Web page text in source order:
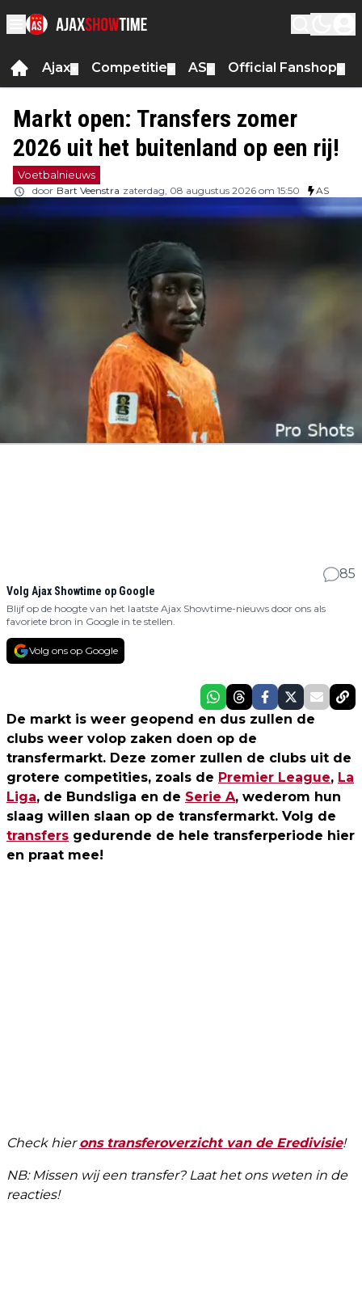
Ajax Competitie AS Official Fanshop
Markt open: Transfers zomer
2026 uit het buitenland op een rij!
Voetbalnieuws
door Bart Veenstra zaterdag, 08 augustus 2026 om 15:50 AS
85
Volg Ajax Showtime op Google
Blijf op de hoogte van het laatste Ajax Showtime-nieuws door ons als
favoriete bron in Google in te stellen.
Volg ons op Google
De markt is weer geopend en dus zullen de
clubs weer volop zaken doen op de
transfermarkt. Deze zomer zullen de clubs uit de
grotere competities, zoals de Premier League, La
Liga, de Bundsliga en de Serie A, wederom hun
slaag willen slaan op de transfermarkt. Volg de
transfers gedurende de hele transferperiode hier
en praat mee!
Check hierons transferoverzicht van de Eredivisie!
NB: Missen wij een transfer? Laat het ons weten in de
reacties!